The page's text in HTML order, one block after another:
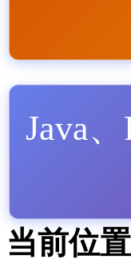
Java
当前位